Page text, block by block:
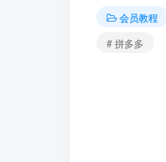
会员教程
# 拼多多